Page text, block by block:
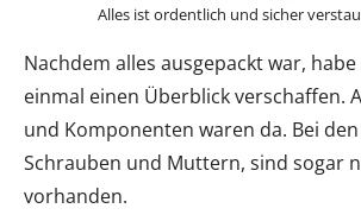
Alles ist ordentlich und sicher
Nachdem alles ausgepackt war,
einmal einen Überblick verschaffen.
und Komponenten waren da. Bei
Schrauben und Muttern, sind sogar
vorhanden.